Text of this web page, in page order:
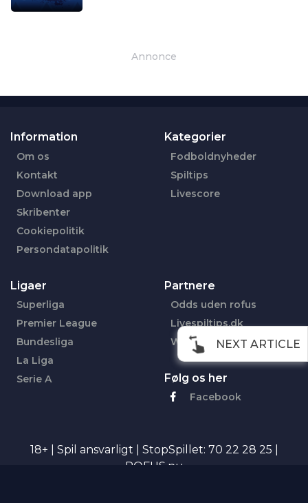
NEXT ARTICLE
Annonce
Information
Om os
Kontakt
Download app
Skribenter
Cookiepolitik
Persondatapolitik
Kategorier
Fodboldnyheder
Spiltips
Livescore
Ligaer
Superliga
Premier League
Bundesliga
La Liga
Serie A
Partnere
Odds uden rofus
Livespiltips.dk
Wettentippsheute.de
Følg os her
Facebook
18+ | Spil ansvarligt | StopSpillet: 70 22 28 25 |
ROFUS.nu